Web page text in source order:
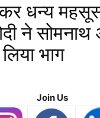
धन्य
ने
भाग
Join Us